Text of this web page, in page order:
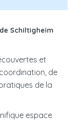
:€ /
informative,
ouvre droit
de garde
an.
sa propre
Schiltigheim
et
de
de la
espace